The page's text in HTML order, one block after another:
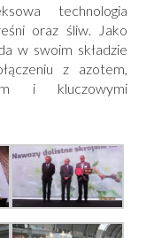
technologia
oraz śliw. Jako
w swoim składzie
z azotem,
i kluczowymi